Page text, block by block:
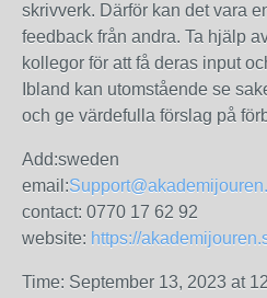
skrivverk. Därför kan det vara
feedback från andra. Ta hjälp
kollegor för att få deras input
Ibland kan utomstående se
och ge värdefulla förslag på
Add:sweden
email:
contact: 0770 17 62 92
website: https://
Time: September 13, 2023 at